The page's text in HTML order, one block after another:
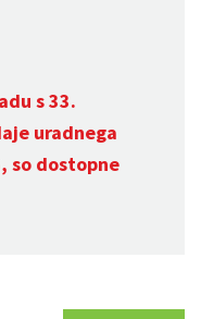
s 33.
uradnega
so dostopne